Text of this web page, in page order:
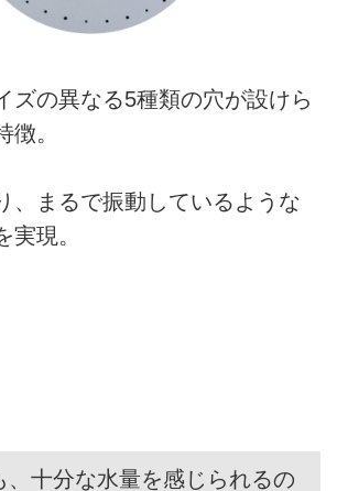
ズの異なる5種類の穴が設けら
徴。
、まるで振動しているような
実現。
、十分な水量を感じられるの